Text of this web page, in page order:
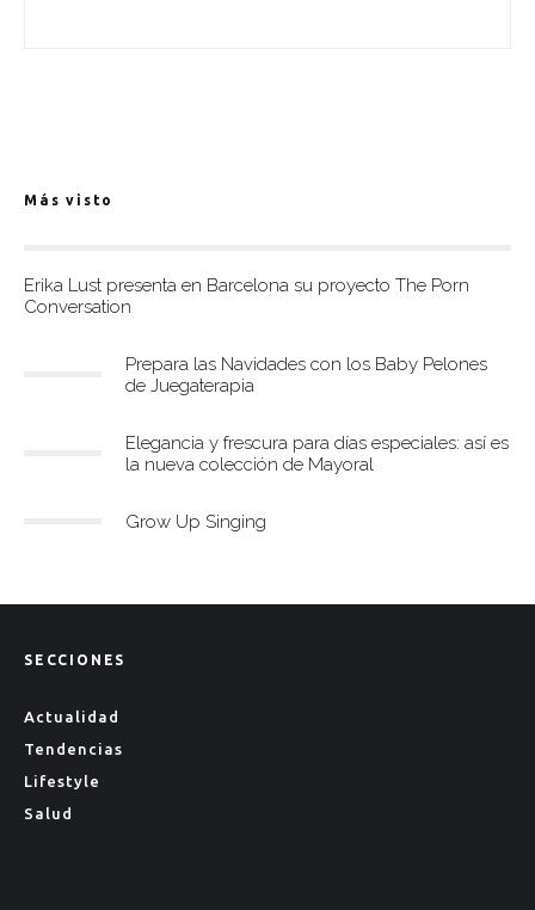
Más visto
Erika Lust presenta en Barcelona su proyecto The Porn
Conversation
Prepara las Navidades con los Baby Pelones
de Juegaterapia
Elegancia y frescura para días especiales: así es
la nueva colección de Mayoral
Grow Up Singing
SECCIONES
Actualidad
Tendencias
Lifestyle
Salud